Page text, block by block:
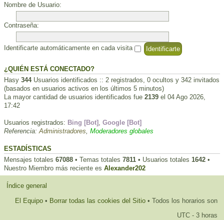
Nombre de Usuario:
Contraseña:
Identificarte automáticamente en cada visita
¿QUIÉN ESTÁ CONECTADO?
Hasy 344Usuarios identificados :: 2 registrados, 0 ocultos y 342 invitados
(basados en usuarios activos en los últimos 5 minutos)
La mayor cantidad de usuarios identificados fue 2139 el 04 Ago 2026,
17:42
Usuarios registrados: Bing [Bot] Google [Bot]
Referencia: Administradores Moderadores globales
ESTADÍSTICAS
Mensajes totales 67088 • Temas totales 7811 • Usuarios totales 1642 •
Nuestro Miembro más reciente es Alexander202
Índice general
El Equipo • Borrar todas las cookies del Sitio • Todos los horarios son
UTC - 3 horas